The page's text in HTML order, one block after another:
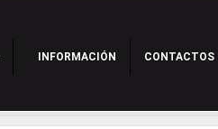
INFORMACIÓN CONTACTOS